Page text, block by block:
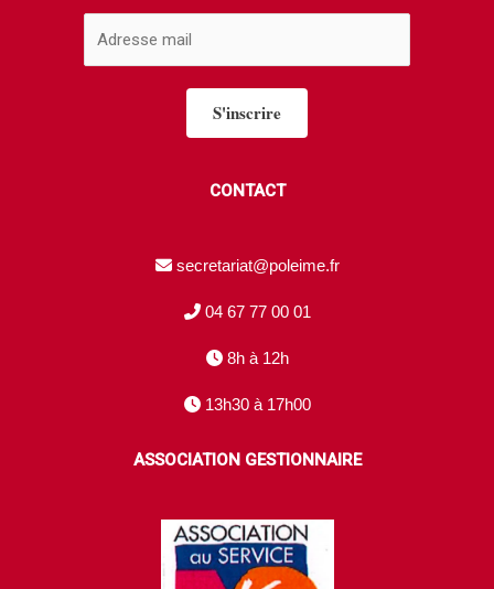
S'inscrire
CONTACT
secretariat@poleime.fr
04 67 77 00 01
8h à 12h
13h30 à 17h00
ASSOCIATION GESTIONNAIRE